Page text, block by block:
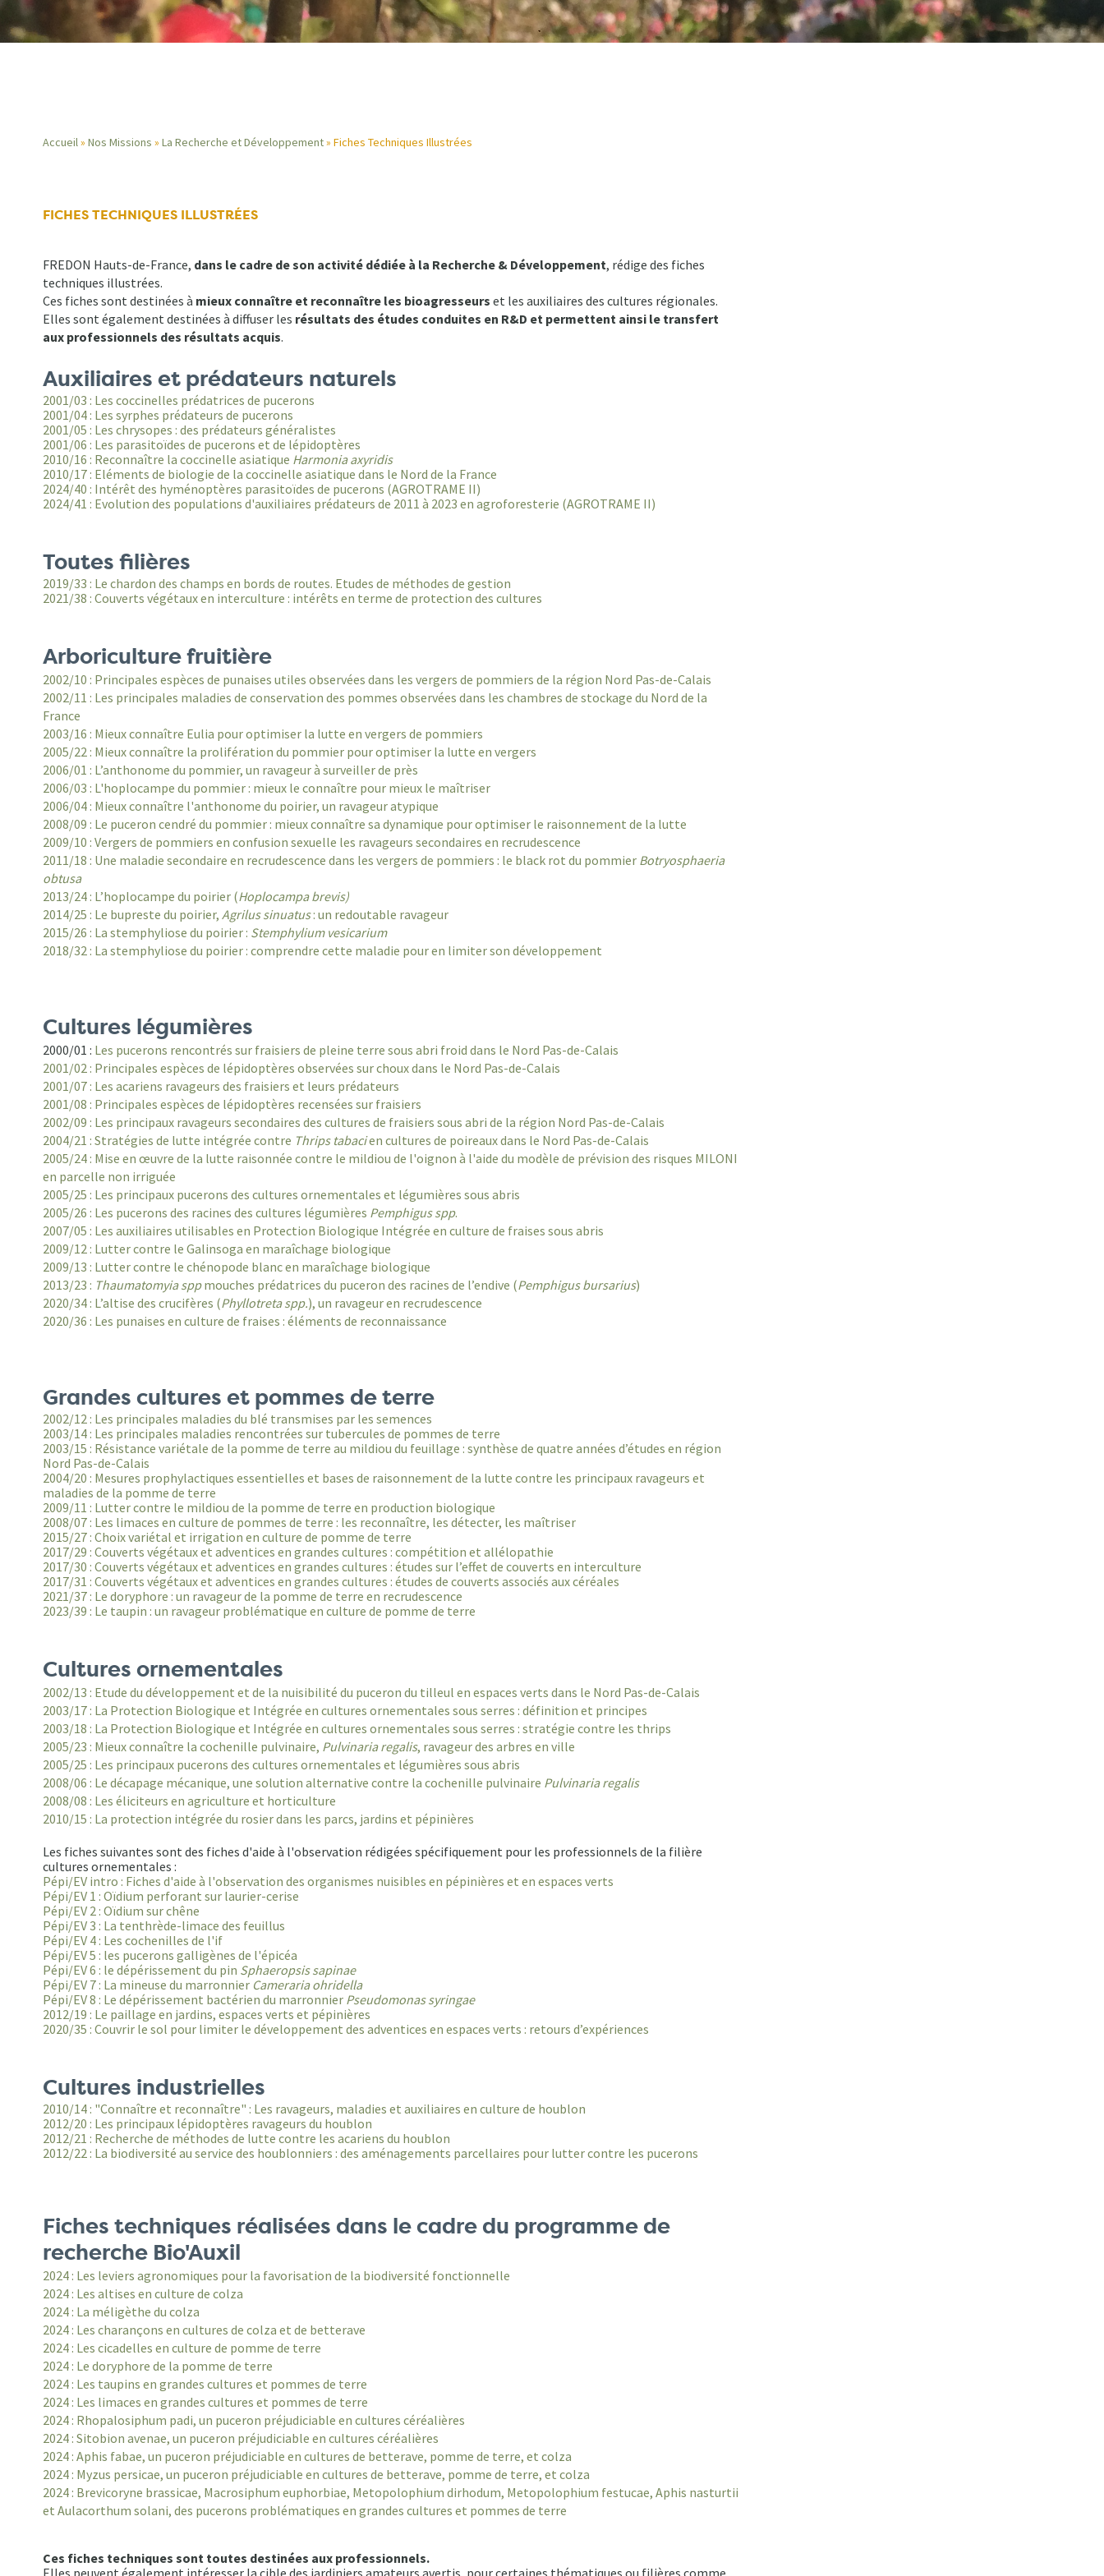
d'Ariane
Accueil Nos Missions La Recherche et Développement Fiches Techniques Illustrées
FICHES TECHNIQUES ILLUSTRÉES
FREDON Hauts-de-France, dans le cadre de son activité dédiée à la Recherche & Développement, rédige des fiches
techniques illustrées.
Ces fiches sont destinées à mieux connaître et reconnaître les bioagresseurs et les auxiliaires des cultures régionales.
Elles sont également destinées à diffuser les résultats des études conduites en R&D et permettent ainsi le transfert
aux professionnels des résultats acquis.
Auxiliaires et prédateurs naturels
2001/03 : Les coccinelles prédatrices de pucerons
2001/04 : Les syrphes prédateurs de pucerons
2001/05 : Les chrysopes : des prédateurs généralistes
2001/06 : Les parasitoïdes de pucerons et de lépidoptères
2010/16 : Reconnaître la coccinelle asiatique Harmonia axyridis
2010/17 : Eléments de biologie de la coccinelle asiatique dans le Nord de la France
2024/40 : Intérêt des hyménoptères parasitoïdes de pucerons (AGROTRAME II)
2024/41 : Evolution des populations d'auxiliaires prédateurs de 2011 à 2023 en agroforesterie (AGROTRAME II)
Toutes filières
2019/33 : Le chardon des champs en bords de routes. Etudes de méthodes de gestion
2021/38 : Couverts végétaux en interculture : intérêts en terme de protection des cultures
Arboriculture fruitière
2002/10 : Principales espèces de punaises utiles observées dans les vergers de pommiers de la région Nord Pas-de-Calais
2002/11 : Les principales maladies de conservation des pommes observées dans les chambres de stockage du Nord de la
France
2003/16 : Mieux connaître Eulia pour optimiser la lutte en vergers de pommiers
2005/22 : Mieux connaître la prolifération du pommier pour optimiser la lutte en vergers
2006/01 : L’anthonome du pommier, un ravageur à surveiller de près
2006/03 : L'hoplocampe du pommier : mieux le connaître pour mieux le maîtriser
2006/04 : Mieux connaître l'anthonome du poirier, un ravageur atypique
2008/09 : Le puceron cendré du pommier : mieux connaître sa dynamique pour optimiser le raisonnement de la lutte
2009/10 : Vergers de pommiers en confusion sexuelle les ravageurs secondaires en recrudescence
2011/18 : Une maladie secondaire en recrudescence dans les vergers de pommiers : le black rot du pommier Botryosphaeria
obtusa
2013/24 : L’hoplocampe du poirier (Hoplocampa brevis)
2014/25 : Le bupreste du poirier, Agrilus sinuatus: un redoutable ravageur
2015/26 : La stemphyliose du poirier : Stemphylium vesicarium
2018/32 : La stemphyliose du poirier : comprendre cette maladie pour en limiter son développement
Cultures légumières
2000/01 : Les pucerons rencontrés sur fraisiers de pleine terre sous abri froid dans le Nord Pas-de-Calais
2001/02 : Principales espèces de lépidoptères observées sur choux dans le Nord Pas-de-Calais
2001/07 : Les acariens ravageurs des fraisiers et leurs prédateurs
2001/08 : Principales espèces de lépidoptères recensées sur fraisiers
2002/09 : Les principaux ravageurs secondaires des cultures de fraisiers sous abri de la région Nord Pas-de-Calais
2004/21 : Stratégies de lutte intégrée contre Thrips tabacien cultures de poireaux dans le Nord Pas-de-Calais
2005/24 : Mise en œuvre de la lutte raisonnée contre le mildiou de l'oignon à l'aide du modèle de prévision des risques MILONI
en parcelle non irriguée
2005/25 : Les principaux pucerons des cultures ornementales et légumières sous abris
2005/26 : Les pucerons des racines des cultures légumières Pemphigus spp.
2007/05 : Les auxiliaires utilisables en Protection Biologique Intégrée en culture de fraises sous abris
2009/12 : Lutter contre le Galinsoga en maraîchage biologique
2009/13 : Lutter contre le chénopode blanc en maraîchage biologique
2013/23 : Thaumatomyia sppmouches prédatrices du puceron des racines de l’endive (Pemphigus bursarius)
2020/34 : L’altise des crucifères (Phyllotreta spp.), un ravageur en recrudescence
2020/36 : Les punaises en culture de fraises : éléments de reconnaissance
Grandes cultures et pommes de terre
2002/12 : Les principales maladies du blé transmises par les semences
2003/14 : Les principales maladies rencontrées sur tubercules de pommes de terre
2003/15 : Résistance variétale de la pomme de terre au mildiou du feuillage : synthèse de quatre années d’études en région
Nord Pas-de-Calais
2004/20 : Mesures prophylactiques essentielles et bases de raisonnement de la lutte contre les principaux ravageurs et
maladies de la pomme de terre
2009/11 : Lutter contre le mildiou de la pomme de terre en production biologique
2008/07 : Les limaces en culture de pommes de terre : les reconnaître, les détecter, les maîtriser
2015/27 : Choix variétal et irrigation en culture de pomme de terre
2017/29 : Couverts végétaux et adventices en grandes cultures : compétition et allélopathie
2017/30 : Couverts végétaux et adventices en grandes cultures : études sur l’effet de couverts en interculture
2017/31 : Couverts végétaux et adventices en grandes cultures : études de couverts associés aux céréales
2021/37 : Le doryphore : un ravageur de la pomme de terre en recrudescence
2023/39 : Le taupin : un ravageur problématique en culture de pomme de terre
Cultures ornementales
2002/13 : Etude du développement et de la nuisibilité du puceron du tilleul en espaces verts dans le Nord Pas-de-Calais
2003/17 : La Protection Biologique et Intégrée en cultures ornementales sous serres : définition et principes
2003/18 : La Protection Biologique et Intégrée en cultures ornementales sous serres : stratégie contre les thrips
2005/23 : Mieux connaître la cochenille pulvinaire, Pulvinaria regalis, ravageur des arbres en ville
2005/25 : Les principaux pucerons des cultures ornementales et légumières sous abris
2008/06 : Le décapage mécanique, une solution alternative contre la cochenille pulvinaire Pulvinaria regalis
2008/08 : Les éliciteurs en agriculture et horticulture
2010/15 : La protection intégrée du rosier dans les parcs, jardins et pépinières
Les fiches suivantes sont des fiches d'aide à l'observation rédigées spécifiquement pour les professionnels de la filière
cultures ornementales :
Pépi/EV intro : Fiches d'aide à l'observation des organismes nuisibles en pépinières et en espaces verts
Pépi/EV 1 : Oïdium perforant sur laurier-cerise
Pépi/EV 2 : Oïdium sur chêne
Pépi/EV 3 : La tenthrède-limace des feuillus
Pépi/EV 4 : Les cochenilles de l'if
Pépi/EV 5 : les pucerons galligènes de l'épicéa
Pépi/EV 6 : le dépérissement du pin Sphaeropsis sapinae
Pépi/EV 7 : La mineuse du marronnier Cameraria ohridella
Pépi/EV 8 : Le dépérissement bactérien du marronnier Pseudomonas syringae
2012/19 : Le paillage en jardins, espaces verts et pépinières
2020/35 : Couvrir le sol pour limiter le développement des adventices en espaces verts : retours d’expériences
Cultures industrielles
2010/14 : "Connaître et reconnaître" : Les ravageurs, maladies et auxiliaires en culture de houblon
2012/20 : Les principaux lépidoptères ravageurs du houblon
2012/21 : Recherche de méthodes de lutte contre les acariens du houblon
2012/22 : La biodiversité au service des houblonniers : des aménagements parcellaires pour lutter contre les pucerons
Fiches techniques réalisées dans le cadre du programme de
recherche Bio'Auxil
2024 : Les leviers agronomiques pour la favorisation de la biodiversité fonctionnelle
2024 : Les altises en culture de colza
2024 : La méligèthe du colza
2024 : Les charançons en cultures de colza et de betterave
2024 : Les cicadelles en culture de pomme de terre
2024 : Le doryphore de la pomme de terre
2024 : Les taupins en grandes cultures et pommes de terre
2024 : Les limaces en grandes cultures et pommes de terre
2024 : Rhopalosiphum padi, un puceron préjudiciable en cultures céréalières
2024 : Sitobion avenae, un puceron préjudiciable en cultures céréalières
2024 : Aphis fabae, un puceron préjudiciable en cultures de betterave, pomme de terre, et colza
2024 : Myzus persicae, un puceron préjudiciable en cultures de betterave, pomme de terre, et colza
2024 : Brevicoryne brassicae, Macrosiphum euphorbiae, Metopolophium dirhodum, Metopolophium festucae, Aphis nasturtii
et Aulacorthum solani, des pucerons problématiques en grandes cultures et pommes de terre
Ces fiches techniques sont toutes destinées aux professionnels.